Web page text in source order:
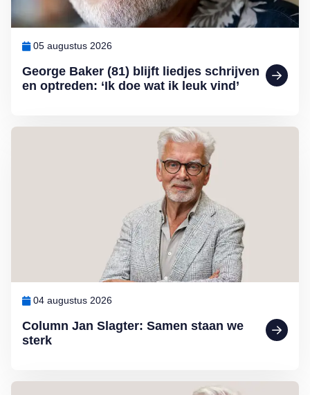
George Baker (81) blijft liedjes schrijven
en optreden: ‘Ik doe wat ik leuk vind’
05 augustus 2026
Column Jan Slagter: Samen staan we
sterk
04 augustus 2026
Lees meer over Column Jan Slagter: Samen staan we sterk
Lees meer over Column Jan Slagter: Vakantie